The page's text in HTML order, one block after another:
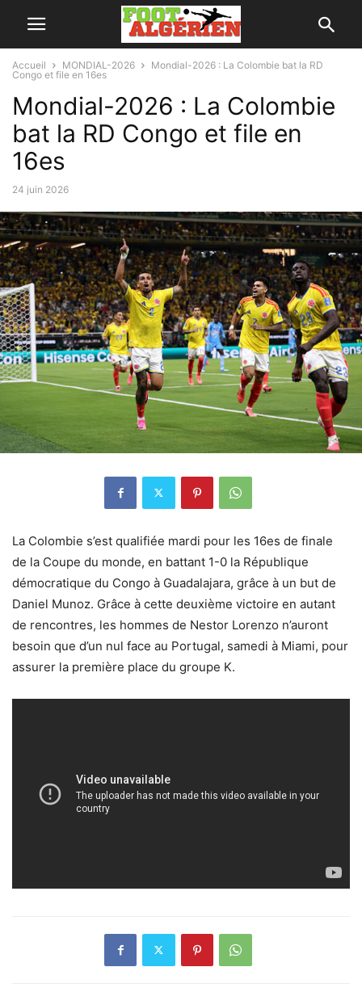
Accueil MONDIAL-2026
Mondial-2026 : La Colombie bat la RD
Congo et file en 16es
Mondial-2026 : La Colombie
bat la RD Congo et file en
16es
24 juin 2026
La Colombie s’est qualifiée mardi pour les 16es de finale
de la Coupe du monde, en battant 1-0 la République
démocratique du Congo à Guadalajara, grâce à un but de
Daniel Munoz. Grâce à cette deuxième victoire en autant
de rencontres, les hommes de Nestor Lorenzo n’auront
besoin que d’un nul face au Portugal, samedi à Miami, pour
assurer la première place du groupe K.